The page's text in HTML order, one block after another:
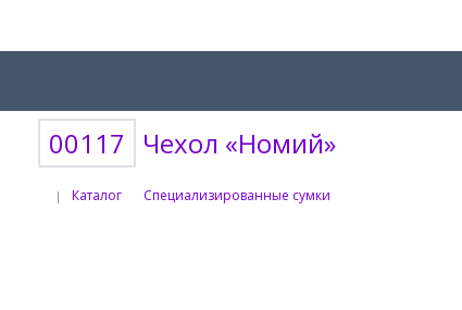
00117 Чехол «Номий»
| Каталог Специализированные сумки